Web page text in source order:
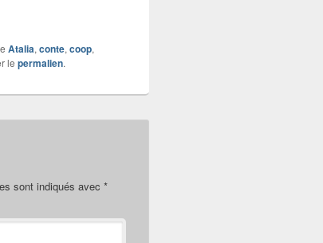
Atalia, conte, coop,
le permalien.
sont indiqués avec *